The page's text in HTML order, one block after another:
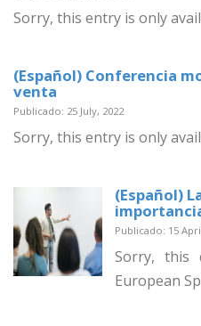
Sorry, this entry is only
(Español) Conferencia
venta
Publicado: 25 July, 2022
Sorry, this entry is only
(Español)
Publicado: 15
Sorry, this
European